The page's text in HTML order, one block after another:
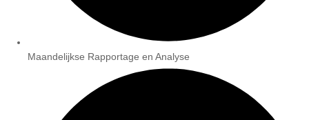
Maandelijkse Rapportage en Analyse